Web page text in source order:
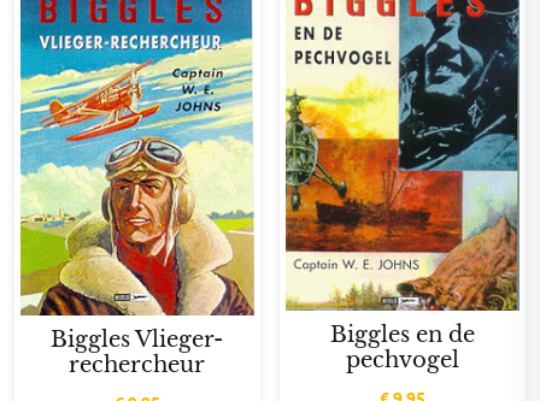
Biggles Vlieger-
rechercheur
Biggles en de
pechvogel